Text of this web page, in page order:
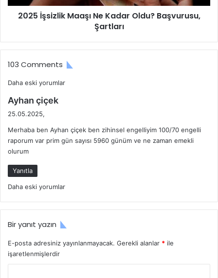
2025 İşsizlik Maaşı Ne Kadar Oldu? Başvurusu,
Şartları
103 Comments
Yorum
gezinmesi
Daha eski yorumlar
Ayhan çiçek
i
k
25.05.2025,
Merhaba ben Ayhan çiçek ben zihinsel engelliyim 100/70 engelli
raporum var prim gün sayısı 5960 günüm ve ne zaman emekli
olurum
Yanıtla
Yorum
gezinmesi
Daha eski yorumlar
Bir yanıt yazın
E-posta adresiniz yayınlanmayacak. Gerekli alanlar * ile
işaretlenmişlerdir